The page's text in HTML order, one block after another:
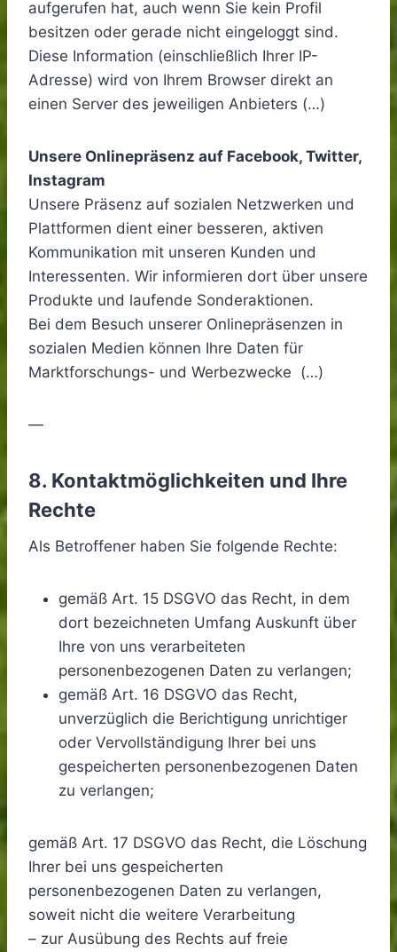
aufgerufen hat, auch wenn Sie kein Profil
besitzen oder gerade nicht eingeloggt sind.
Diese Information (einschließlich Ihrer IP-
Adresse) wird von Ihrem Browser direkt an
einen Server des jeweiligen Anbieters (…)
Unsere Onlinepräsenz auf Facebook, Twitter,
Instagram
Unsere Präsenz auf sozialen Netzwerken und
Plattformen dient einer besseren, aktiven
Kommunikation mit unseren Kunden und
Interessenten. Wir informieren dort über unsere
Produkte und laufende Sonderaktionen.
Bei dem Besuch unserer Onlinepräsenzen in
sozialen Medien können Ihre Daten für
Marktforschungs- und Werbezwecke (…)
—
8. Kontaktmöglichkeiten und Ihre
Rechte
Als Betroffener haben Sie folgende Rechte:
gemäß Art. 15 DSGVO das Recht, in dem
dort bezeichneten Umfang Auskunft über
Ihre von uns verarbeiteten
personenbezogenen Daten zu verlangen;
gemäß Art. 16 DSGVO das Recht,
unverzüglich die Berichtigung unrichtiger
oder Vervollständigung Ihrer bei uns
gespeicherten personenbezogenen Daten
zu verlangen;
gemäß Art. 17 DSGVO das Recht, die Löschung
Ihrer bei uns gespeicherten
personenbezogenen Daten zu verlangen,
soweit nicht die weitere Verarbeitung
– zur Ausübung des Rechts auf freie